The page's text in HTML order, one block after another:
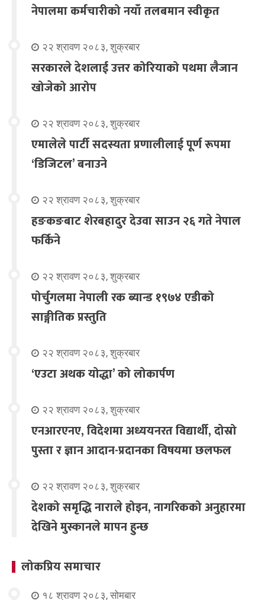
नेपालमा कर्मचारीको नयाँ तलबमान स्वीकृत
२२ श्रावण २०८३, शुक्रबार
सरकारले देशलाई उत्तर कोरियाको पथमा लैजान
खोजेको आरोप
२२ श्रावण २०८३, शुक्रबार
एमालेले पार्टी सदस्यता प्रणालीलाई पूर्ण रूपमा
‘डिजिटल’ बनाउने
२२ श्रावण २०८३, शुक्रबार
हङकङबाट शेरबहादुर देउवा साउन २६ गते नेपाल
फर्किने
२२ श्रावण २०८३, शुक्रबार
पोर्चुगलमा नेपाली रक ब्यान्ड १९७४ एडीको
साङ्गीतिक प्रस्तुति
२२ श्रावण २०८३, शुक्रबार
‘एउटा अथक योद्धा’ को लोकार्पण
२२ श्रावण २०८३, शुक्रबार
एनआरएनए, विदेशमा अध्ययनरत विद्यार्थी, दोस्रो
पुस्ता र ज्ञान आदान-प्रदानका विषयमा छलफल
२२ श्रावण २०८३, शुक्रबार
देशको समृद्धि नाराले होइन, नागरिकको अनुहारमा
देखिने मुस्कानले मापन हुन्छ
लोकप्रिय समाचार
१८ श्रावण २०८३, सोमबार